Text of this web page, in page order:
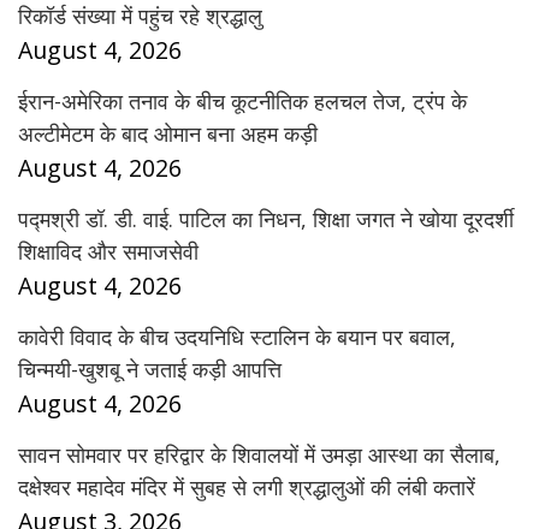
रिकॉर्ड संख्या में पहुंच रहे श्रद्धालु
August 4, 2026
ईरान-अमेरिका तनाव के बीच कूटनीतिक हलचल तेज, ट्रंप के
अल्टीमेटम के बाद ओमान बना अहम कड़ी
August 4, 2026
पद्मश्री डॉ. डी. वाई. पाटिल का निधन, शिक्षा जगत ने खोया दूरदर्शी
शिक्षाविद और समाजसेवी
August 4, 2026
कावेरी विवाद के बीच उदयनिधि स्टालिन के बयान पर बवाल,
चिन्मयी-खुशबू ने जताई कड़ी आपत्ति
August 4, 2026
सावन सोमवार पर हरिद्वार के शिवालयों में उमड़ा आस्था का सैलाब,
दक्षेश्वर महादेव मंदिर में सुबह से लगी श्रद्धालुओं की लंबी कतारें
August 3, 2026